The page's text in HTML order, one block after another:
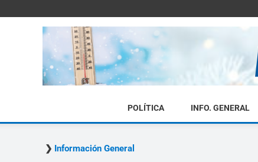
POLÍTICA INFO. GENERAL
Información General